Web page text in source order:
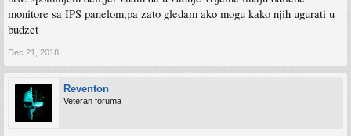
monitore sa IPS panelom,pa zato gledam ako mogu kako njih ugurati u
budzet
Dec 21, 2018
Reventon
Veteran foruma